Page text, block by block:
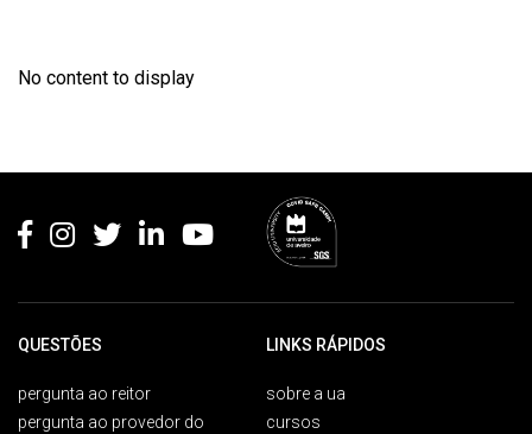
No content to display
QUESTÕES
pergunta ao reitor
pergunta ao provedor do
LINKS RÁPIDOS
sobre a ua
cursos